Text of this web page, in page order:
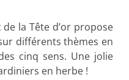
la Tête d’or propose
différents thèmes en
cinq sens. Une jolie
en herbe !